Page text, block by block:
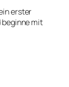
erster
beginne mit